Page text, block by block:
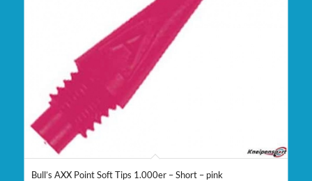
Bull’s AXX Point Soft Tips 1.000er – Short – pink